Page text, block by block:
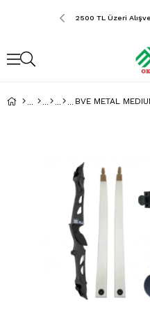
Ücretsiz Kargo 2500 TL Üzeri
BVE METAL